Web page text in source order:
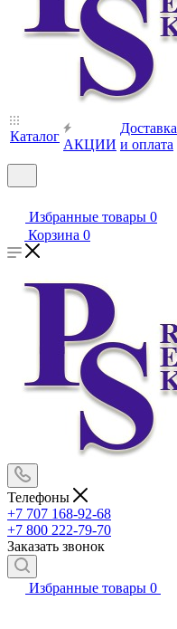
Каталог
АКЦИИ
Доставка
и оплата
Избранные товары 0
Корзина 0
Телефоны
+7 707 168-92-68
+7 800 222-79-70
Заказать звонок
Избранные товары 0